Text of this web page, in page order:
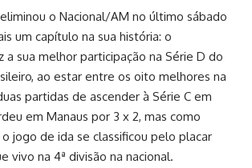
o Nacional/AM no último sábado
um capítulo na sua história: o
a sua melhor participação na Série D do
ao estar entre os oito melhores na
partidas de ascender à Série C em
em Manaus por 3 x 2, mas como
jogo de ida se classificou pelo placar
vivo na 4ª divisão na nacional.